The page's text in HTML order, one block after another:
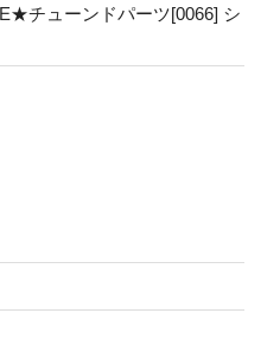
チューンドパーツ[0066] シ